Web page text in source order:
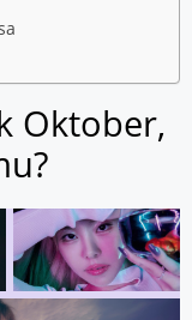
Oktober,